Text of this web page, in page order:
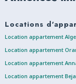
Locations
Location appartement
Location appartement
Location appartement
Location appartement